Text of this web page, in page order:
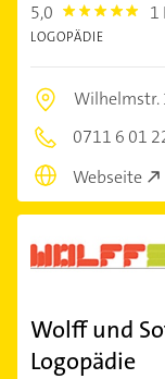
5,0 5.0 1
LOGOPÄDIE
Wilhelmstr.
0711 6 01
Webseite
Wolff und
Logopädie